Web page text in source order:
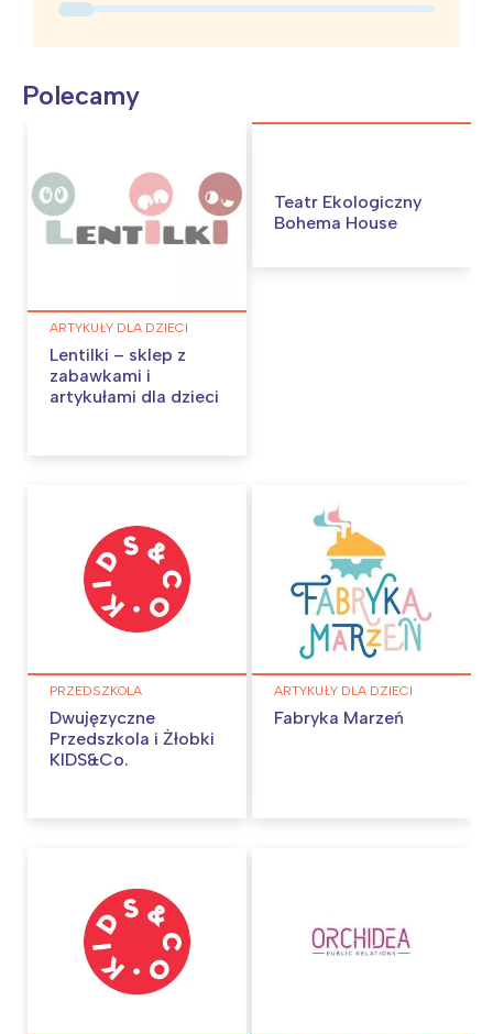
Polecamy
ARTYKUŁY DLA DZIECI
Lentilki – sklep z
zabawkami i
artykułami dla dzieci
Teatr Ekologiczny
Bohema House
PRZEDSZKOLA
Dwujęzyczne
Przedszkola i Żłobki
KIDS&Co.
ARTYKUŁY DLA DZIECI
Fabryka Marzeń